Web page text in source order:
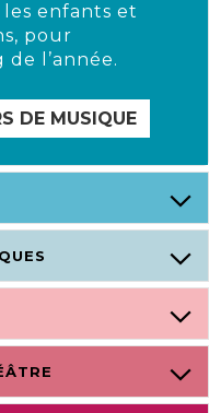
enfants et
pour
l’année.
DE MUSIQUE